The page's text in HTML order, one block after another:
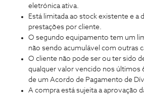
eletrónica ativa.
Está limitada ao stock existente e a
prestações por cliente.
O segundo equipamento tem um
não sendo acumulável com outras
O cliente não pode ser ou ter sido
qualquer valor vencido nos últimos
de um Acordo de Pagamento de
A compra está sujeita a aprovação